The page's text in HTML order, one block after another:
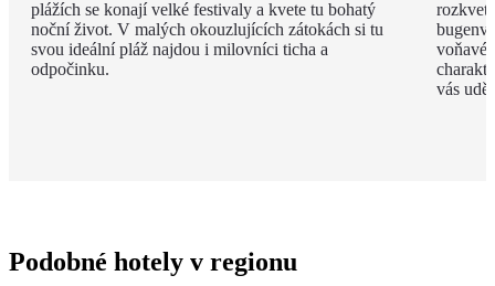
plážích se konají velké festivaly a kvete tu bohatý
noční život. V malých okouzlujících zátokách si tu
svou ideální pláž najdou i milovníci ticha a
odpočinku.
voňavé
vás
Podobné hotely v regionu